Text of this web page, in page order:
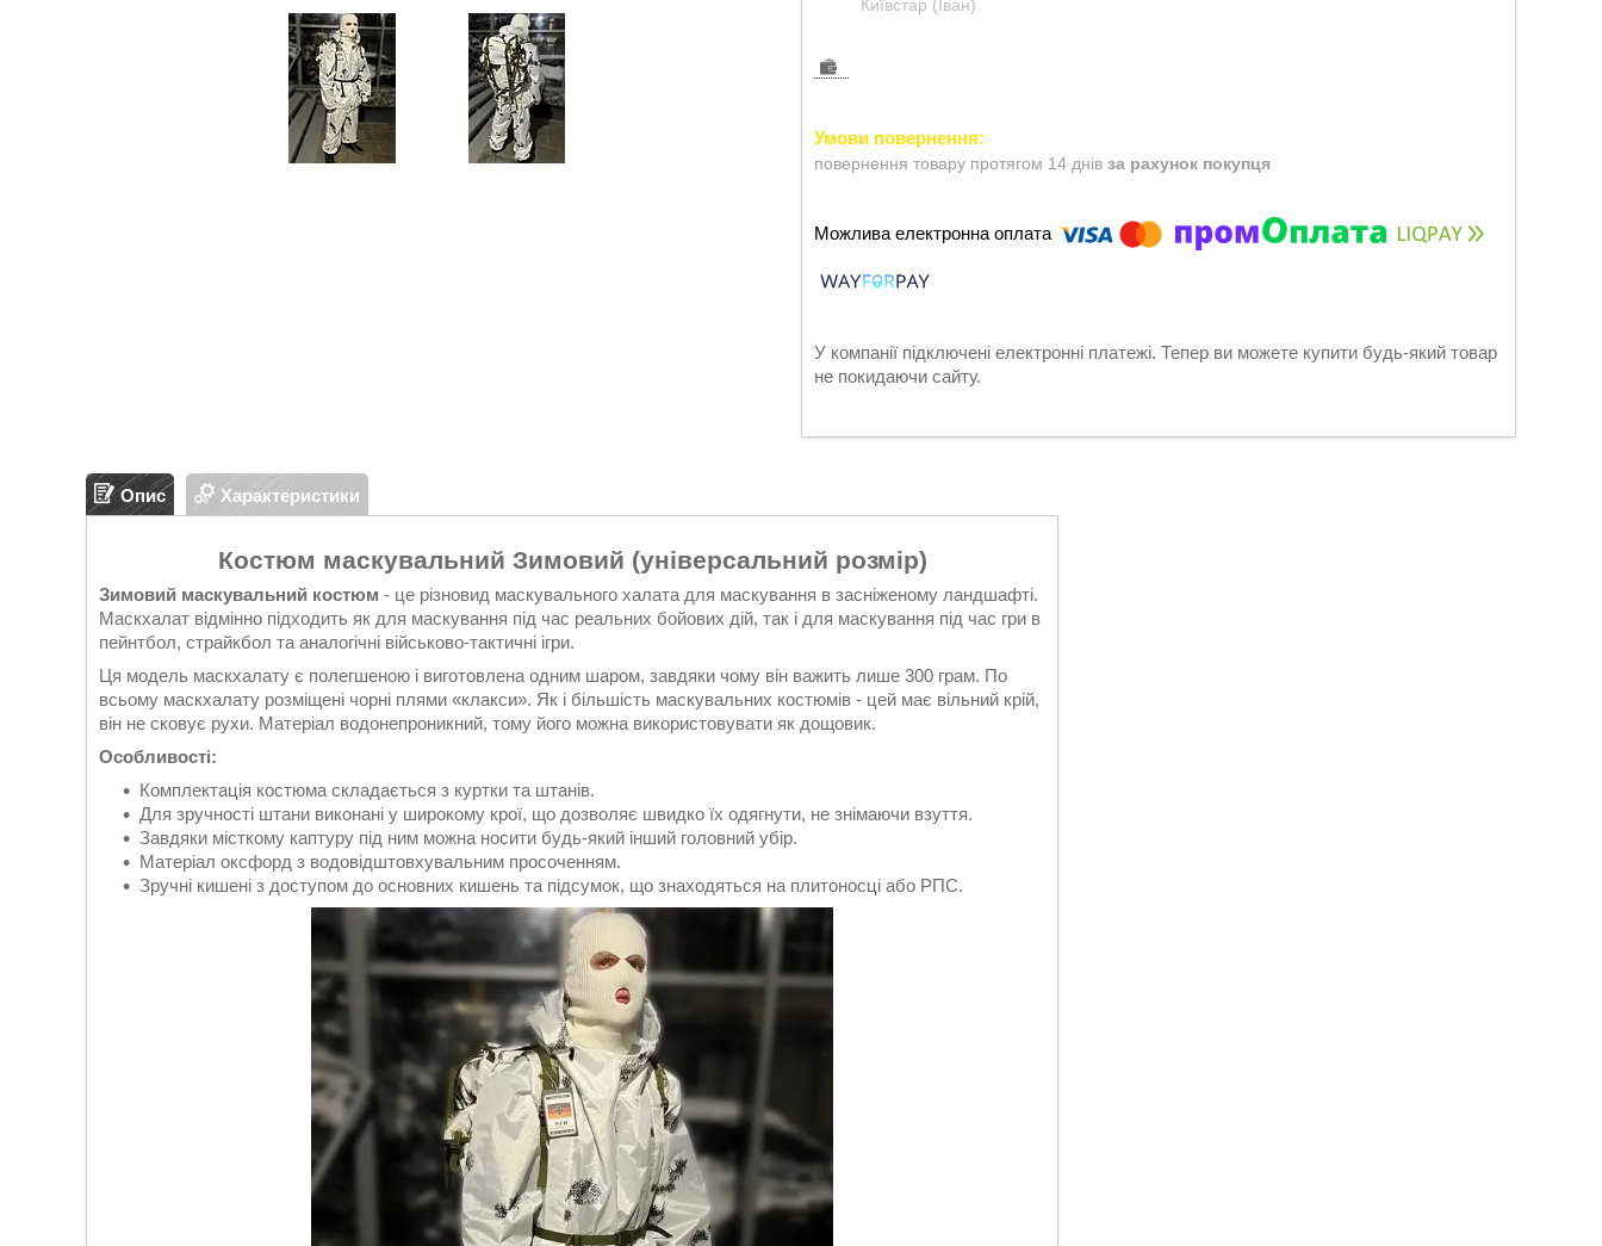
Київстар (Іван)
повернення товару протягом 14 днів за рахунок покупця
У компанії підключені електронні платежі. Тепер ви можете купити будь-який товар
не покидаючи сайту.
Опис Характеристики
Костюм маскувальний Зимовий (універсальний розмір)
Зимовий маскувальний костюм - це різновид маскувального халата для маскування в засніженому ландшафті.
Маскхалат відмінно підходить як для маскування під час реальних бойових дій, так і для маскування під час гри в
пейнтбол, страйкбол та аналогічні військово-тактичні ігри.
Ця модель маскхалату є полегшеною і виготовлена одним шаром, завдяки чому він важить лише 300 грам. По
всьому маскхалату розміщені чорні плями «клакси». Як і більшість маскувальних костюмів - цей має вільний крій,
він не сковує рухи. Матеріал водонепроникний, тому його можна використовувати як дощовик.
Особливості:
Комплектація костюма складається з куртки та штанів.
Для зручності штани виконані у широкому крої, що дозволяє швидко їх одягнути, не знімаючи взуття.
Завдяки місткому каптуру під ним можна носити будь-який інший головний убір.
Матеріал оксфорд з водовідштовхувальним просоченням.
Зручні кишені з доступом до основних кишень та підсумок, що знаходяться на плитоносці або РПС.